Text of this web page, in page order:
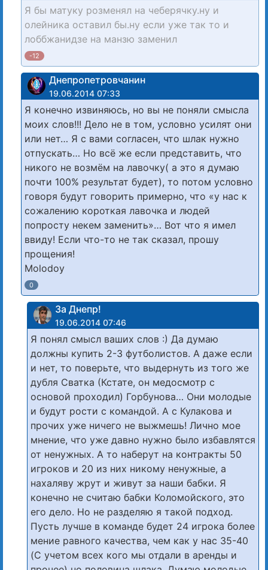
Я бы матуку розменял на чеберячку.ну и
олейника оставил бы.ну если уже так то и
лоббжанидзе на манзю заменил
-12
Днепропетровчанин
19.06.2014 07:33
Я конечно извиняюсь, но вы не поняли смысла
моих слов!!! Дело не в том, условно усилят они
или нет… Я с вами согласен, что шлак нужно
отпускать… Но всё же если представить, что
никого не возмём на лавочку( а это я думаю
почти 100% результат будет), то потом условно
говоря будут говорить примерно, что «у нас к
сожалению короткая лавочка и людей
попросту некем заменить»… Вот что я имел
ввиду! Если что-то не так сказал, прошу
прощения!
Molodoy
0
За Днепр!
19.06.2014 07:46
Я понял смысл ваших слов :) Да думаю
должны купить 2-3 футболистов. А даже если
и нет, то поверьте, что выдернуть из того же
дубля Сватка (Кстате, он медосмотр с
основой проходил) Горбунова… Они молодые
и будут рости с командой. А с Кулакова и
прочих уже ничего не выжмешь! Лично мое
мнение, что уже давно нужно было избавлятся
от ненужных. А то наберут на контракты 50
игроков и 20 из них никому ненужные, а
нахаляву жрут и живут за наши бабки. Я
конечно не считаю бабки Коломойского, это
его дело. Но не разделяю я такой подход.
Пусть лучше в команде будет 24 игрока более
мение равного качества, чем как у нас 35-40
(С учетом всех кого мы отдали в аренды и